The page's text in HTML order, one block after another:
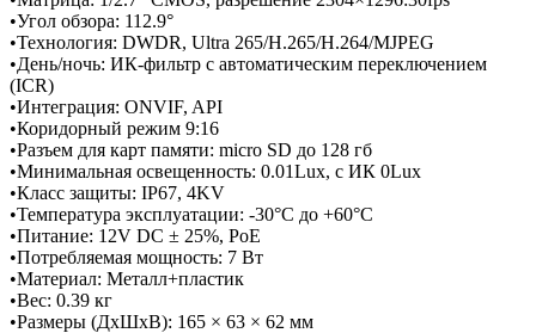
•Угол обзора: 112.9°
•Технология: DWDR, Ultra 265/H.265/H.264/MJPEG
•День/ночь: ИК-фильтр с автоматическим переключением
(ICR)
•Интеграция: ONVIF, API
•Коридорный режим 9:16
•Разъем для карт памяти: micro SD до 128 гб
•Минимальная освещенность: 0.01Lux, c ИК 0Lux
•Класс защиты: IP67, 4KV
•Температура эксплуатации: -30°C до +60°C
•Питание: 12V DC ± 25%, PoE
•Потребляемая мощность: 7 Вт
•Материал: Металл+пластик
•Вес: 0.39 кг
•Размеры (ДхШхВ): 165 × 63 × 62 мм